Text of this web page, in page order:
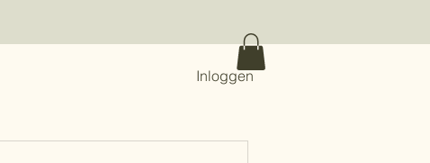
Inloggen